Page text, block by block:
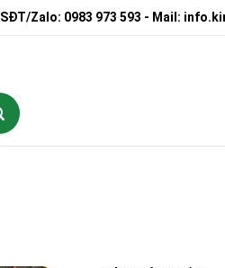
SĐT/Zalo: 0983 973 593 - Mail: